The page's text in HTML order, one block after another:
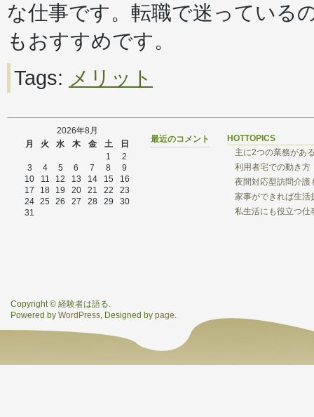
な仕事です。転職で迷っている
もおすすめです。
Tags: メリット
2026年8月
月
火 水 木 金 土
日
1
2
3
4 5 6 7 8
9
10
11 12 13 14 15
16
17
18 19 20 21 22
23
24 25 26 27 28 29
30
31
最近のコメント
HOTTOPICS
主に2つの業務があ
利用者宅での動き方
夜間対応型訪問介護
家事ができれば生活
私生活にも役立つ仕
Copyright © 経験者は語る.
Powered by WordPress, Designed by page.